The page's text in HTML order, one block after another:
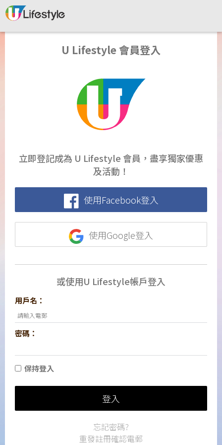
U Lifestyle 會員登入
立即登記成為 U Lifestyle 會員，盡享獨家優惠
及活動！
使用Facebook登入
使用Google登入
或使用U Lifestyle帳戶登入
用戶名：
密碼：
保持登入
登入
忘記密碼?
重發註冊確認電郵